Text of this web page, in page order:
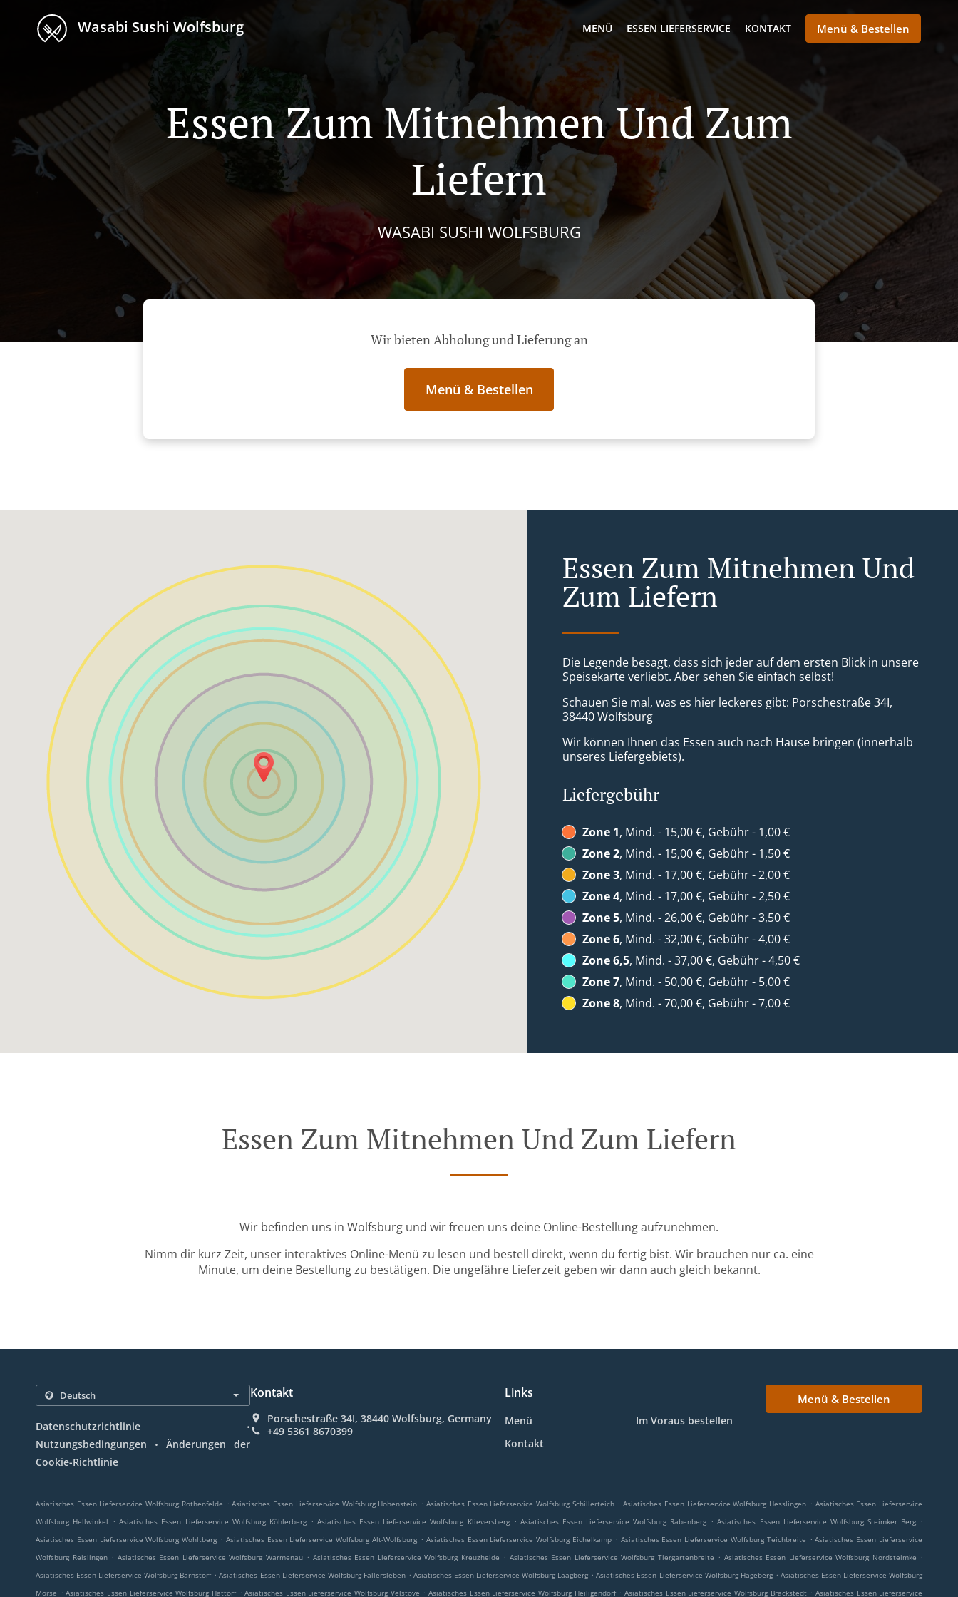
Wasabi Sushi Wolfsburg MENÜ ESSEN LIEFERSERVICE KONTAKT Menü & Bestellen
Essen Zum Mitnehmen Und Zum
Liefern
WASABI SUSHI WOLFSBURG
Wir bieten Abholung und Lieferung an
Menü & Bestellen
Essen Zum Mitnehmen Und
Zum Liefern
Die Legende besagt, dass sich jeder auf dem ersten Blick in unsere
Speisekarte verliebt. Aber sehen Sie einfach selbst!
Schauen Sie mal, was es hier leckeres gibt: Porschestraße 34I,
38440 Wolfsburg
Wir können Ihnen das Essen auch nach Hause bringen (innerhalb
unseres Liefergebiets).
Liefergebühr
Zone 1, Mind. - 15,00 €, Gebühr - 1,00 €
Zone 2, Mind. - 15,00 €, Gebühr - 1,50 €
Zone 3, Mind. - 17,00 €, Gebühr - 2,00 €
Zone 4, Mind. - 17,00 €, Gebühr - 2,50 €
Zone 5, Mind. - 26,00 €, Gebühr - 3,50 €
Zone 6, Mind. - 32,00 €, Gebühr - 4,00 €
Zone 6,5, Mind. - 37,00 €, Gebühr - 4,50 €
Zone 7, Mind. - 50,00 €, Gebühr - 5,00 €
Zone 8, Mind. - 70,00 €, Gebühr - 7,00 €
Essen Zum Mitnehmen Und Zum Liefern
Wir befinden uns in Wolfsburg und wir freuen uns deine Online-Bestellung aufzunehmen.
Nimm dir kurz Zeit, unser interaktives Online-Menü zu lesen und bestell direkt, wenn du fertig bist. Wir brauchen nur ca. eine
Minute, um deine Bestellung zu bestätigen. Die ungefähre Lieferzeit geben wir dann auch gleich bekannt.
Datenschutzrichtlinie .
Nutzungsbedingungen .
Änderungen der
Cookie-Richtlinie
Kontakt
Porschestraße 34I, 38440 Wolfsburg, Germany
+49 5361 8670399
Links
Menü
Im Voraus bestellen
Kontakt
Menü & Bestellen
Asiatisches Essen Lieferservice Wolfsburg Rothenfelde . Asiatisches Essen Lieferservice Wolfsburg Hohenstein . Asiatisches Essen Lieferservice Wolfsburg Schillerteich . Asiatisches Essen Lieferservice Wolfsburg Hesslingen . Asiatisches Essen Lieferservice
Wolfsburg Hellwinkel
. Asiatisches Essen Lieferservice Wolfsburg Köhlerberg . Asiatisches Essen Lieferservice Wolfsburg Klieversberg . Asiatisches Essen Lieferservice Wolfsburg Rabenberg . Asiatisches Essen Lieferservice Wolfsburg Steimker Berg .
Asiatisches Essen Lieferservice Wolfsburg Wohltberg . Asiatisches Essen Lieferservice Wolfsburg Alt-Wolfsburg . Asiatisches Essen Lieferservice Wolfsburg Eichelkamp . Asiatisches Essen Lieferservice Wolfsburg Teichbreite . Asiatisches Essen Lieferservice
Wolfsburg Reislingen . Asiatisches Essen Lieferservice Wolfsburg Warmenau . Asiatisches Essen Lieferservice Wolfsburg Kreuzheide . Asiatisches Essen Lieferservice Wolfsburg Tiergartenbreite . Asiatisches Essen Lieferservice Wolfsburg Nordsteimke .
Asiatisches Essen Lieferservice Wolfsburg Barnstorf . Asiatisches Essen Lieferservice Wolfsburg Fallersleben . Asiatisches Essen Lieferservice Wolfsburg Laagberg . Asiatisches Essen Lieferservice Wolfsburg Hageberg . Asiatisches Essen Lieferservice Wolfsburg
Mörse . Asiatisches Essen Lieferservice Wolfsburg Hattorf . Asiatisches Essen Lieferservice Wolfsburg Velstove . Asiatisches Essen Lieferservice Wolfsburg Heiligendorf . Asiatisches Essen Lieferservice Wolfsburg Brackstedt . Asiatisches Essen Lieferservice